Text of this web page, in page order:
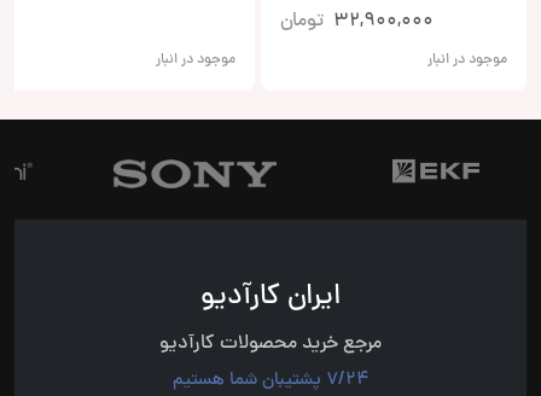
32,900,000 تومان
موجود در انبار موجود در انبار
ایران کارآدیو
مرجع خرید محصولات کارآدیو
7/24 پشتیبان شما هستیم